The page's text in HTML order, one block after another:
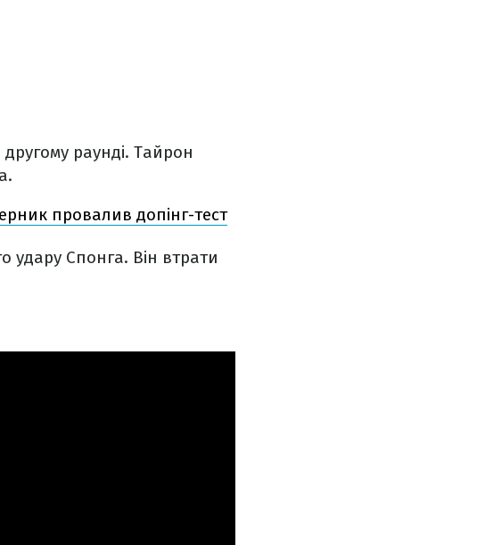
раунді. Тайрон
провалив допінг-тест
удару Спонга. Він втрати